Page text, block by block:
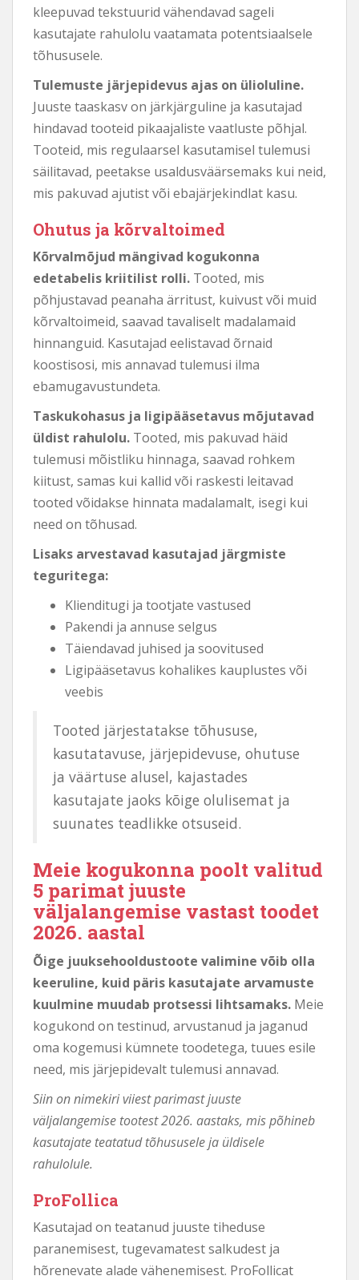
kleepuvad tekstuurid vähendavad sageli
kasutajate rahulolu vaatamata potentsiaalsele
tõhususele.
Tulemuste järjepidevus ajas on ülioluline.
Juuste taaskasv on järkjärguline ja kasutajad
hindavad tooteid pikaajaliste vaatluste põhjal.
Tooteid, mis regulaarsel kasutamisel tulemusi
säilitavad, peetakse usaldusväärsemaks kui neid,
mis pakuvad ajutist või ebajärjekindlat kasu.
Ohutus ja kõrvaltoimed
Kõrvalmõjud mängivad kogukonna
edetabelis kriitilist rolli. Tooted, mis
põhjustavad peanaha ärritust, kuivust või muid
kõrvaltoimeid, saavad tavaliselt madalamaid
hinnanguid. Kasutajad eelistavad õrnaid
koostisosi, mis annavad tulemusi ilma
ebamugavustundeta.
Taskukohasus ja ligipääsetavus mõjutavad
üldist rahulolu. Tooted, mis pakuvad häid
tulemusi mõistliku hinnaga, saavad rohkem
kiitust, samas kui kallid või raskesti leitavad
tooted võidakse hinnata madalamalt, isegi kui
need on tõhusad.
Lisaks arvestavad kasutajad järgmiste
teguritega:
Klienditugi ja tootjate vastused
Pakendi ja annuse selgus
Täiendavad juhised ja soovitused
Ligipääsetavus kohalikes kauplustes või
veebis
Tooted järjestatakse tõhususe,
kasutatavuse, järjepidevuse, ohutuse
ja väärtuse alusel, kajastades
kasutajate jaoks kõige olulisemat ja
suunates teadlikke otsuseid.
Meie kogukonna poolt valitud
5 parimat juuste
väljalangemise vastast toodet
2026. aastal
Õige juuksehooldustoote valimine võib olla
keeruline, kuid päris kasutajate arvamuste
kuulmine muudab protsessi lihtsamaks. Meie
kogukond on testinud, arvustanud ja jaganud
oma kogemusi kümnete toodetega, tuues esile
need, mis järjepidevalt tulemusi annavad.
Siin on nimekiri viiest parimast juuste
väljalangemise tootest 2026. aastaks, mis põhineb
kasutajate teatatud tõhususele ja üldisele
rahulolule.
ProFollica
Kasutajad on teatanud juuste tiheduse
paranemisest, tugevamatest salkudest ja
hõrenevate alade vähenemisest. ProFollicat